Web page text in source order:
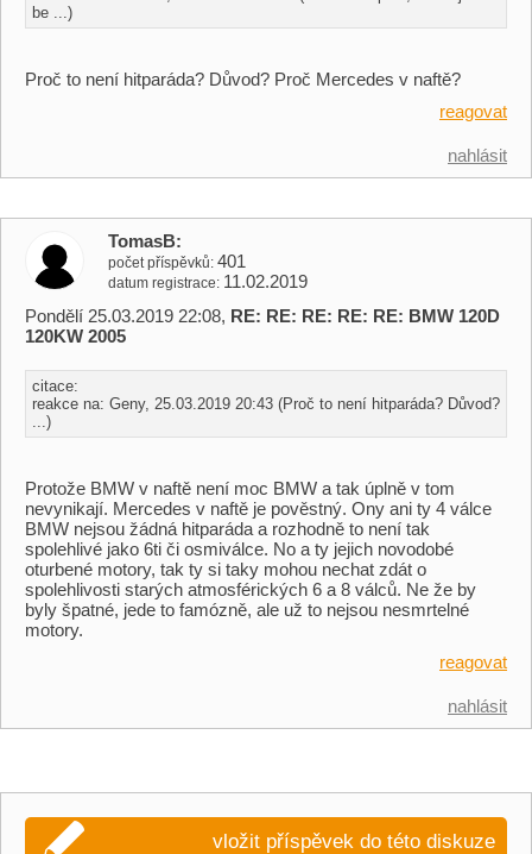
be ...)
Proč to není hitparáda? Důvod? Proč Mercedes v naftě?
reagovat
nahlásit
TomasB
počet příspěvků 401
datum registrace 11.02.2019
Pondělí 25.03.2019 22:08, RE: RE: RE: RE: RE: BMW 120D
120KW 2005
citace:
reakce na: Geny, 25.03.2019 20:43 (Proč to není hitparáda? Důvod?
...)
Protože BMW v naftě není moc BMW a tak úplně v tom
nevynikají. Mercedes v naftě je pověstný. Ony ani ty 4 válce
BMW nejsou žádná hitparáda a rozhodně to není tak
spolehlivé jako 6ti či osmiválce. No a ty jejich novodobé
oturbené motory, tak ty si taky mohou nechat zdát o
spolehlivosti starých atmosférických 6 a 8 válců. Ne že by
byly špatné, jede to famózně, ale už to nejsou nesmrtelné
motory.
reagovat
nahlásit
vložit příspěvek do této diskuze